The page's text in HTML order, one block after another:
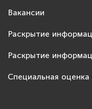
Вакансии
Раскрытие
Раскрытие
Специальная